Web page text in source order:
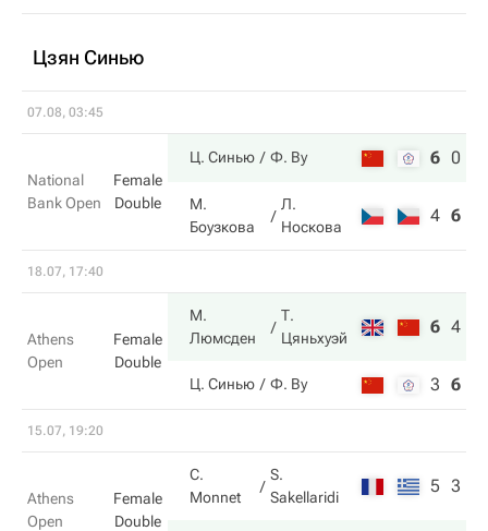
Цзян Синью
07.08, 03:45
National
Bank Open
Female
Double
Ц. Синью Ф. Ву 6 0
М.
Боузкова
Л.
Носкова
4 6
18.07, 17:40
Athens
Open
Female
Double
М.
Люмсден
Т.
Цяньхуэй
6 4
Ц. Синью Ф. Ву 3 6
15.07, 19:20
Athens
Open
Female
Double
C.
Monnet
S.
Sakellaridi
5 3